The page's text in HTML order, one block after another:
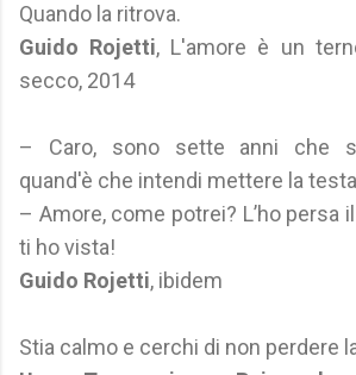
Quando la ritrova.
Guido Rojetti, L'amore è un
secco, 2014
– Caro, sono sette anni che
quand'è che intendi mettere la
– Amore, come potrei? L’ho persa
ti ho vista!
Guido Rojetti, ibidem
Stia calmo e cerchi di non perdere